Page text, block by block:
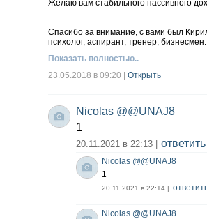
Желаю вам стабильного пассивного
Спасибо за внимание, с вами был
психолог, аспирант, тренер, бизнесмен.
http://www.b17.ru/blog/88985/?prt=kirios
Показать полностью..
23.05.2018 в 09:20
Открыть
Nicolas @@UNAJ8
1
20.11.2021 в 22:13 | ответить
Nicolas @@UNAJ8
1
20.11.2021 в 22:14 |
Nicolas @@UNAJ8